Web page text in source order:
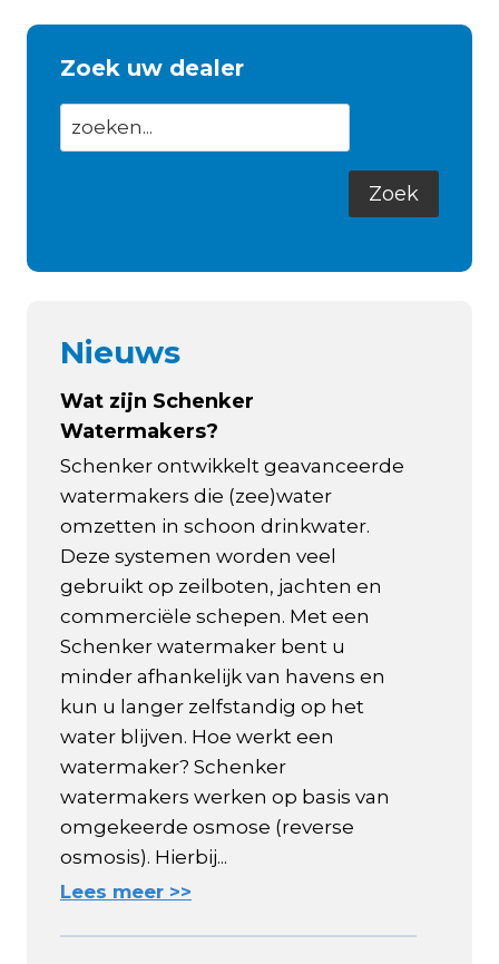
Zoek uw dealer
Nieuws
Wat zijn Schenker
Watermakers?
Schenker ontwikkelt geavanceerde
watermakers die (zee)water
omzetten in schoon drinkwater.
Deze systemen worden veel
gebruikt op zeilboten, jachten en
commerciële schepen. Met een
Schenker watermaker bent u
minder afhankelijk van havens en
kun u langer zelfstandig op het
water blijven. Hoe werkt een
watermaker? Schenker
watermakers werken op basis van
omgekeerde osmose (reverse
osmosis). Hierbij...
Lees meer >>